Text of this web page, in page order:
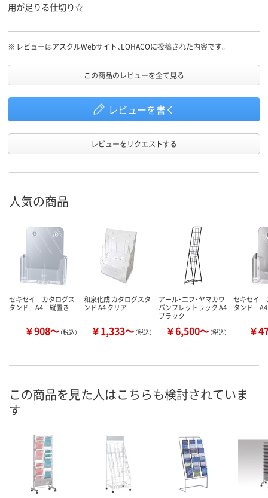
用が足りる仕切り☆
※ レビューはアスクルWebサイト、LOHACOに投稿された内容です。
この商品のレビューを全て見る
レビューを書く
レビューをリクエストする
人気の商品
セキセイ カタログス
タンド A4 縦置き
￥908～（税込）
和泉化成 カタログスタ
ンド A4 クリア
￥1,333～（税込）
アール・エフ・ヤマカワ
パンフレットラック A4
ブラック
￥6,500～（税込）
セキセイ
タンド
￥
この商品を見た人はこちらも検討されていま
す